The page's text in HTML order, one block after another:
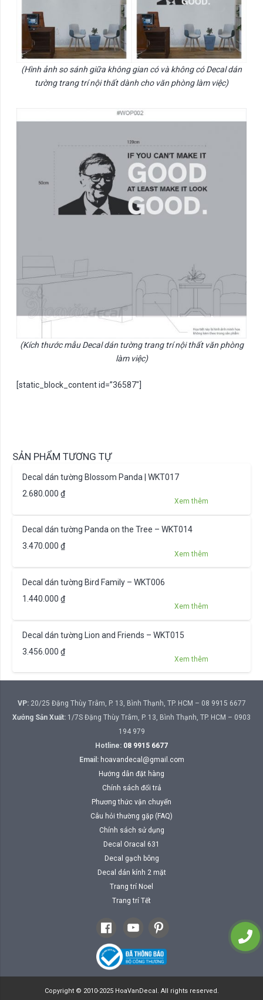
(Hình ảnh so sánh giữa không gian có và không có Decal dán
tường trang trí nội thất dành cho văn phòng làm việc)
(Kích thước mẫu Decal dán tường trang trí nội thất văn phòng
làm việc)
[static_block_content id=”36587″]
SẢN PHẨM TƯƠNG TỰ
Decal dán tường Blossom Panda | WKT017
2.680.000 ₫
Xem thêm
Decal dán tường Panda on the Tree – WKT014
3.470.000 ₫
Xem thêm
Decal dán tường Bird Family – WKT006
1.440.000 ₫
Xem thêm
Decal dán tường Lion and Friends – WKT015
3.456.000 ₫
Xem thêm
VP:20/25 Đặng Thùy Trâm, P. 13, Bình Thạnh, TP. HCM – 08 9915 6677
Xưởng Sản Xuất: 1/7S Đặng Thùy Trâm, P. 13, Bình Thạnh, TP. HCM – 0903
194 979
Hotline: 08 9915 6677
Email: hoavandecal@gmail.com
Hướng dẫn đặt hàng
Chính sách đổi trả
Phương thức vận chuyển
Câu hỏi thường gặp (FAQ)
Chính sách sử dụng
Decal Oracal 631
Decal gạch bông
Decal dán kính 2 mặt
Trang trí Noel
Trang trí Tết
Copyright © 2010-2025 HoaVanDecal. All rights reserved.